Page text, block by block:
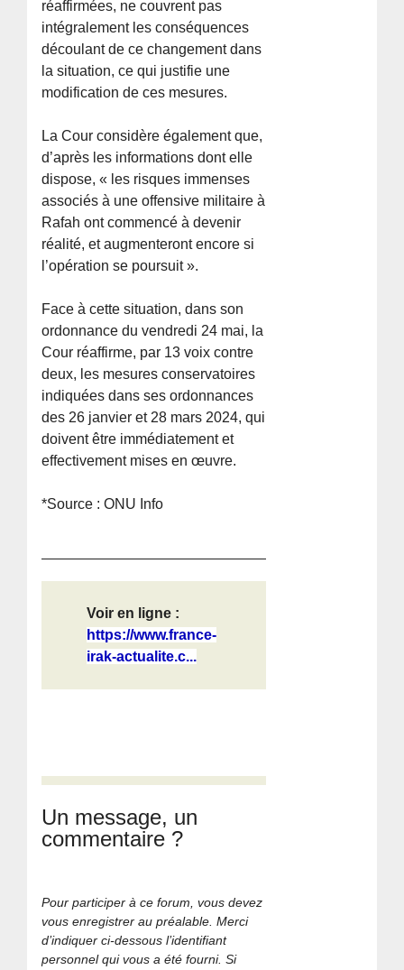
réaffirmées, ne couvrent pas
intégralement les conséquences
découlant de ce changement dans
la situation, ce qui justifie une
modification de ces mesures.
La Cour considère également que,
d’après les informations dont elle
dispose, « les risques immenses
associés à une offensive militaire à
Rafah ont commencé à devenir
réalité, et augmenteront encore si
l’opération se poursuit ».
Face à cette situation, dans son
ordonnance du vendredi 24 mai, la
Cour réaffirme, par 13 voix contre
deux, les mesures conservatoires
indiquées dans ses ordonnances
des 26 janvier et 28 mars 2024, qui
doivent être immédiatement et
effectivement mises en œuvre.
*Source : ONU Info
Voir en ligne :
https://www.france-
irak-actualite.c...
Un message, un
commentaire ?
Pour participer à ce forum, vous devez
vous enregistrer au préalable. Merci
d’indiquer ci-dessous l’identifiant
personnel qui vous a été fourni. Si